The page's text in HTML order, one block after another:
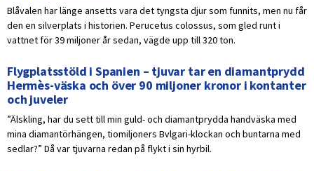
Blåvalen har länge ansetts vara det tyngsta djur som funnits, men nu får
den en silverplats i historien. Perucetus colossus, som gled runt i
vattnet för 39 miljoner år sedan, vägde upp till 320 ton.
Flygplatsstöld i Spanien – tjuvar tar en diamantprydd
Hermès-väska och över 90 miljoner kronor i kontanter
och juveler
”Älskling, har du sett till min guld- och diamantprydda handväska med
mina diamantörhängen, tiomiljoners Bvlgari-klockan och buntarna med
sedlar?” Då var tjuvarna redan på flykt i sin hyrbil.